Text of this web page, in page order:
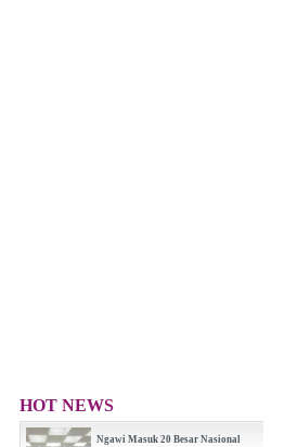
HOT NEWS
Ngawi Masuk 20 Besar Nasional